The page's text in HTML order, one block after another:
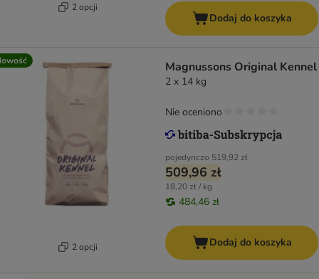
2 opcji
Dodaj do koszyka
2 opcji
Magnussons Original Kennel
2 x 14 kg
pojedynczo 519,92 zł
509,96 zł
18,20 zł / kg
484,46 zł
Nie oceniono
Dodaj do koszyka